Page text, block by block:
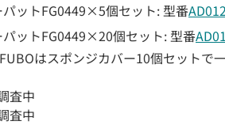
パットFG0449×5個セット: 型番AD012
パットFG0449×20個セット: 型番
はスポンジカバー10個セットで
査中
査中